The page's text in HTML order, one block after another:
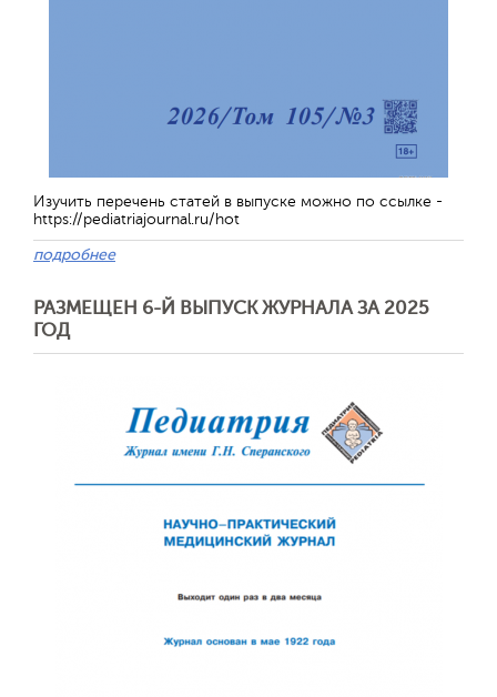
Изучить перечень статей в выпуске можно по ссылке -
https://pediatriajournal.ru/hot
подробнее
РАЗМЕЩЕН 6-Й ВЫПУСК ЖУРНАЛА ЗА 2025
ГОД
Обратная